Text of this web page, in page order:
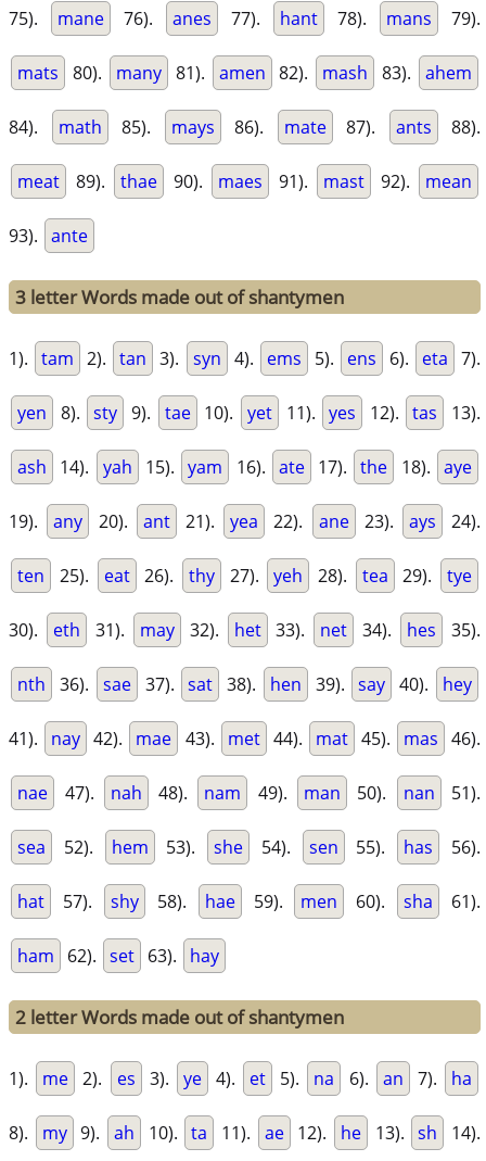
75). mane 76). anes 77). hant 78). mans 79).
mats 80). many 81). amen 82). mash 83). ahem
84). math 85). mays 86). mate 87). ants 88).
meat 89). thae 90). maes 91). mast 92). mean
93). ante
3 letter Words made out of shantymen
1). tam 2). tan 3). syn 4). ems 5). ens 6). eta 7).
yen 8). sty 9). tae 10). yet 11). yes 12). tas 13).
ash 14). yah 15). yam 16). ate 17). the 18). aye
19). any 20). ant 21). yea 22). ane 23). ays 24).
ten 25). eat 26). thy 27). yeh 28). tea 29). tye
30). eth 31). may 32). het 33). net 34). hes 35).
nth 36). sae 37). sat 38). hen 39). say 40). hey
41). nay 42). mae 43). met 44). mat 45). mas 46).
nae 47). nah 48). nam 49). man 50). nan 51).
sea 52). hem 53). she 54). sen 55). has 56).
hat 57). shy 58). hae 59). men 60). sha 61).
ham 62). set 63). hay
2 letter Words made out of shantymen
1). me 2). es 3). ye 4). et 5). na 6). an 7). ha
8). my 9). ah 10). ta 11). ae 12). he 13). sh 14).